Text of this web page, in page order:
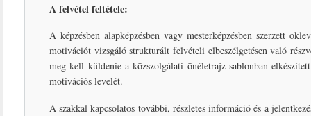
A felvétel feltétele:
A képzésben alapképzésben vagy mesterképzésben szerzett
motivációt vizsgáló strukturált felvételi elbeszélgetésen való
meg kell küldenie a közszolgálati önéletrajz sablonban
motivációs levelét.
A szakkal kapcsolatos további, részletes információ és a